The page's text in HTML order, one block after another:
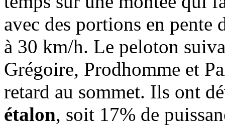
avec des portions en pente
à 30 km/h. Le peloton
Grégoire, Prodhomme et
retard au sommet. Ils ont
étalon, soit 17% de